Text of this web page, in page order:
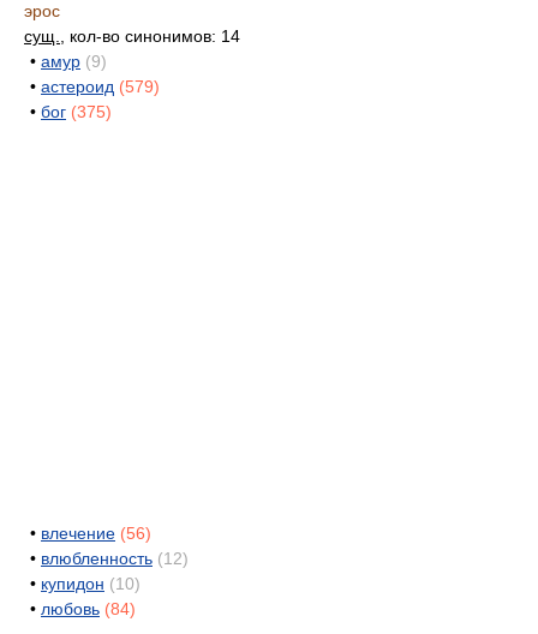
эрос
сущ.
, кол-во синонимов: 14
• амур (9)
• астероид (579)
• бог (375)
• влечение (56)
• влюбленность (12)
• купидон (10)
• любовь (84)